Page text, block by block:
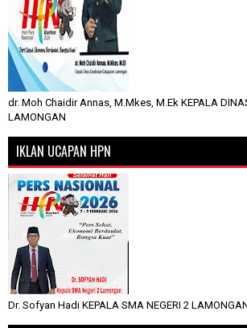
dr. Moh Chaidir Annas, M.Mkes, M.Ek KEPALA
LAMONGAN
IKLAN UCAPAN HPN
Dr. Sofyan Hadi KEPALA SMA NEGERI 2